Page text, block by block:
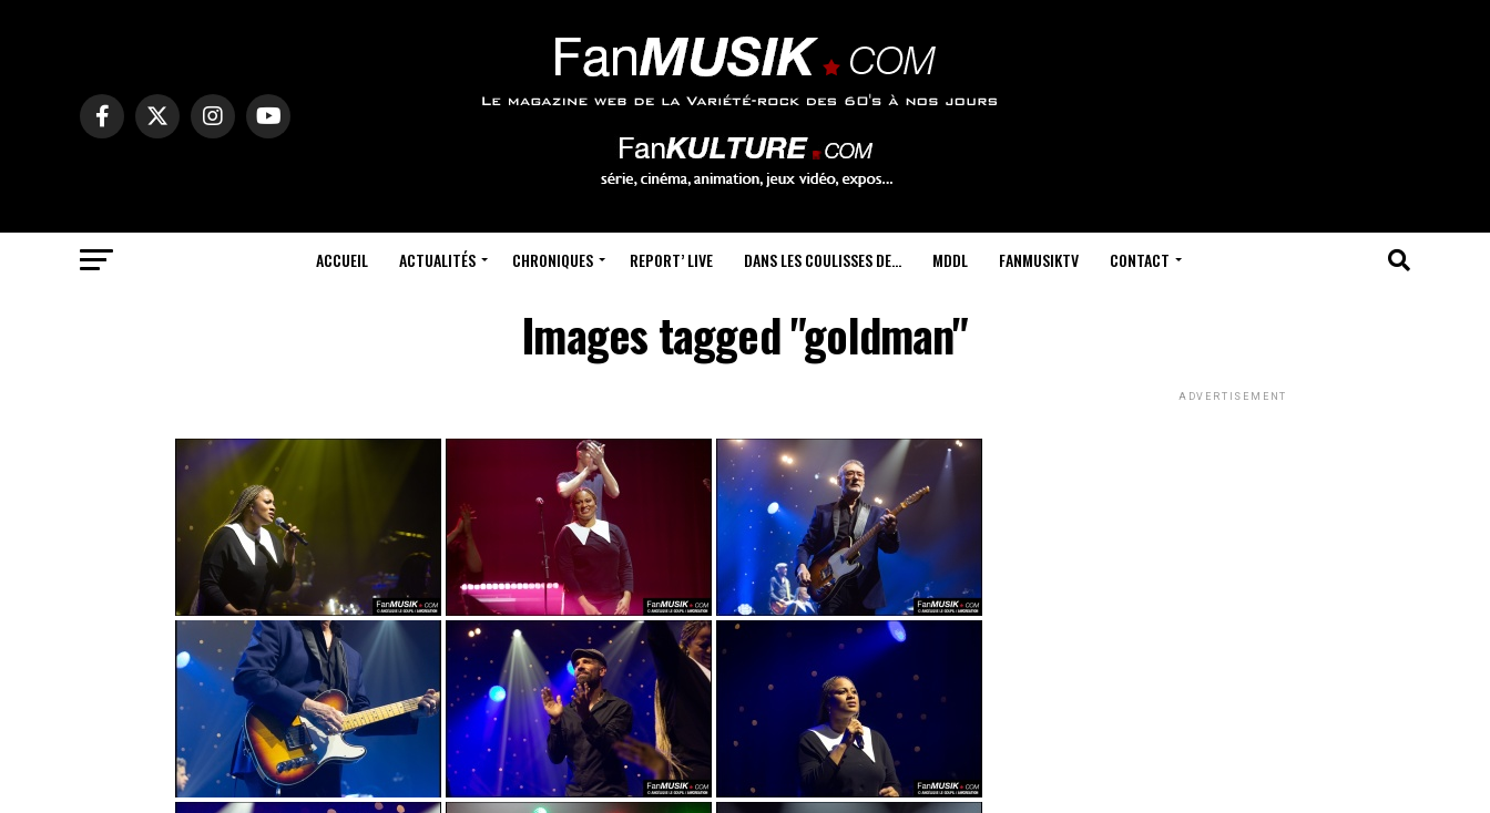
ACCUEIL ACTUALITÉS CHRONIQUES REPORT’ LIVE DANS LES COULISSES DE… MDDL FANMUSIKTV CONTACT
Images tagged "goldman"
ADVERTISEMENT